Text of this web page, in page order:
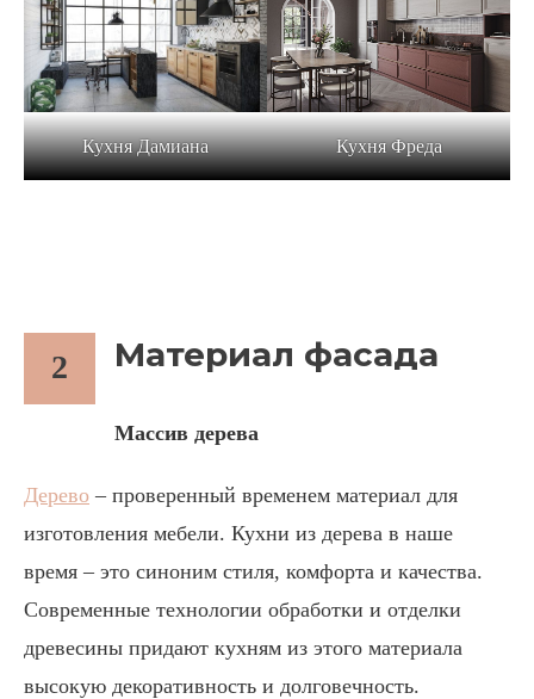
Кухня Дамиана Кухня Фреда
2 Материал фасада
Массив дерева
Дерево – проверенный временем материал для
изготовления мебели. Кухни из дерева в наше
время – это синоним стиля, комфорта и качества.
Современные технологии обработки и отделки
древесины придают кухням из этого материала
высокую декоративность и долговечность.